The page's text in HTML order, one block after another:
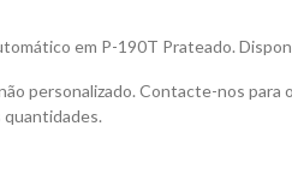
em P-190T Prateado.
personalizado. Contacte-nos para
quantidades.